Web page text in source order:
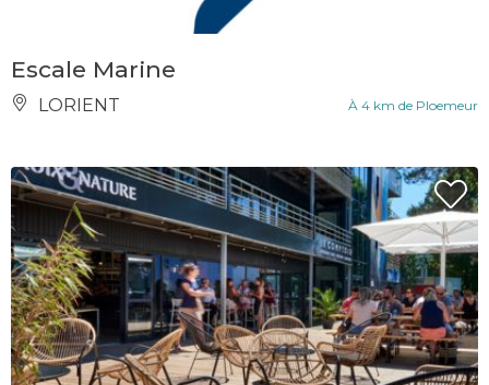
Escale Marine
LORIENT À 4 km de Ploemeur